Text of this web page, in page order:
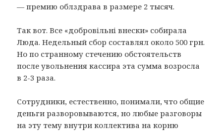
— премию облздрава в размере 2 тысяч.
Так вот. Все «добровiльнi внески» собирала
Люда. Недельный сбор составлял около 500 грн.
Но по странному стечению обстоятельств
после увольнения кассира эта сумма возросла
в 2-3 раза.
Сотрудники, естественно, понимали, что общие
деньги разворовываются, но любые разговоры
на эту тему внутри коллектива на корню